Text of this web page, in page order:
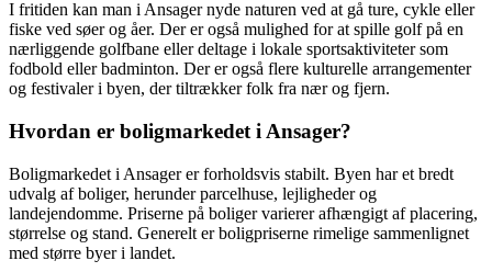
I fritiden kan man i Ansager nyde naturen ved at gå ture, cykle eller
fiske ved søer og åer. Der er også mulighed for at spille golf på en
nærliggende golfbane eller deltage i lokale sportsaktiviteter som
fodbold eller badminton. Der er også flere kulturelle arrangementer
og festivaler i byen, der tiltrækker folk fra nær og fjern.
Hvordan er boligmarkedet i Ansager?
Boligmarkedet i Ansager er forholdsvis stabilt. Byen har et bredt
udvalg af boliger, herunder parcelhuse, lejligheder og
landejendomme. Priserne på boliger varierer afhængigt af placering,
størrelse og stand. Generelt er boligpriserne rimelige sammenlignet
med større byer i landet.